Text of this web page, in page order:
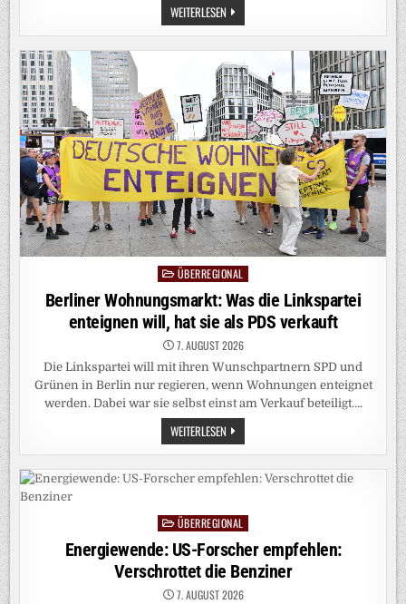
WEITERLESEN F.A.Z.
FRÜHDENKER:
BAUEN
DIE
UKRAINE
UND
SERBIEN
BALD
ZUSAMMEN
DROHNEN?
PostedÜBERREGIONAL
Berliner Wohnungsmarkt: Was die Linkspartei
enteignen will, hat sie als PDS verkauft
7. AUGUST 2026
Die Linkspartei will mit ihren Wunschpartnern SPD und
Grünen in Berlin nur regieren, wenn Wohnungen enteignet
werden. Dabei war sie selbst einst am Verkauf beteiligt….
WEITERLESEN BERLINER
WOHNUNGSMARKT:
WAS
DIE
LINKSPARTEI
HAT
SIE
ALS
PDS
VERKAUFT
PostedÜBERREGIONAL
Energiewende: US-Forscher empfehlen:
Verschrottet die Benziner
7. AUGUST 2026